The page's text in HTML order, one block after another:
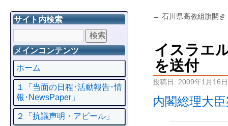
← 石川県高教組旗開
イスラエ
を送付
投稿日: 2009年1月16日
内閣総理大
サイト内検索
メインコンテンツ
ホーム
１「当面の日程･活動報告･情
報･NewsPaper」
２「抗議声明・アピール」